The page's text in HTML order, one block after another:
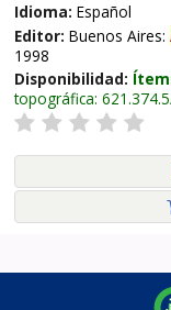
Idioma: Español
Editor: Buenos Aires:
1998
Disponibilidad:
topográfica: